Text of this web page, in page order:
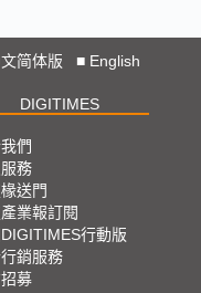
简体版 ■ English
DIGITIMES
們
務
送門
業報訂閱
行動版
銷服務
募